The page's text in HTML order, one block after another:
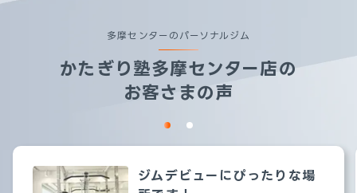
多摩センターのパーソナルジム
かたぎり塾多摩センター店の
お客さまの声
ジムデビューにぴったりな場